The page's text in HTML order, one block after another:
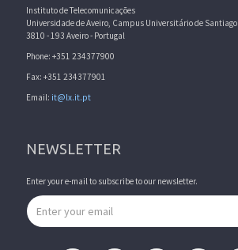
Instituto de Telecomunicações
Universidade de Aveiro, Campus Universitário de Santiago
3810 - 193 Aveiro - Portugal
Phone: +351 234377900
Fax: +351 234377901
Email: it@lx.it.pt
NEWSLETTER
Enter your e-mail to subscribe to our newsletter.
Email address